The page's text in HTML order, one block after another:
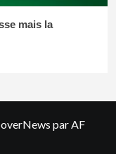
mais la
par AF